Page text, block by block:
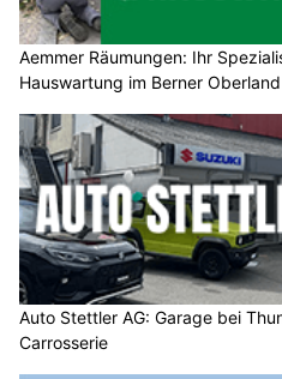
Aemmer Räumungen: Ihr
Hauswartung im Berner Oberland
Auto Stettler AG: Garage bei
Carrosserie